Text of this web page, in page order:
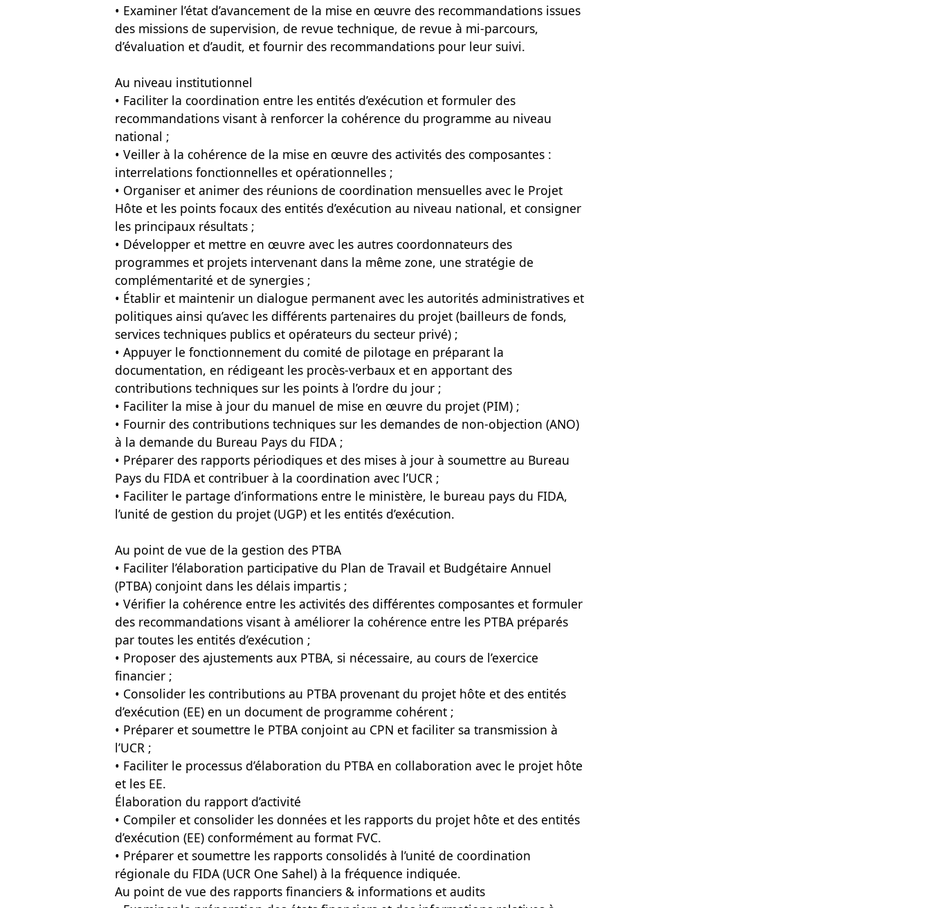
• Examiner l’état d’avancement de la mise en œuvre des recommandations issues
des missions de supervision, de revue technique, de revue à mi-parcours,
d’évaluation et d’audit, et fournir des recommandations pour leur suivi.
Au niveau institutionnel
• Faciliter la coordination entre les entités d’exécution et formuler des
recommandations visant à renforcer la cohérence du programme au niveau
national ;
• Veiller à la cohérence de la mise en œuvre des activités des composantes :
interrelations fonctionnelles et opérationnelles ;
• Organiser et animer des réunions de coordination mensuelles avec le Projet
Hôte et les points focaux des entités d’exécution au niveau national, et consigner
les principaux résultats ;
• Développer et mettre en œuvre avec les autres coordonnateurs des
programmes et projets intervenant dans la même zone, une stratégie de
complémentarité et de synergies ;
• Établir et maintenir un dialogue permanent avec les autorités administratives et
politiques ainsi qu’avec les différents partenaires du projet (bailleurs de fonds,
services techniques publics et opérateurs du secteur privé) ;
• Appuyer le fonctionnement du comité de pilotage en préparant la
documentation, en rédigeant les procès-verbaux et en apportant des
contributions techniques sur les points à l’ordre du jour ;
• Faciliter la mise à jour du manuel de mise en œuvre du projet (PIM) ;
• Fournir des contributions techniques sur les demandes de non-objection (ANO)
à la demande du Bureau Pays du FIDA ;
• Préparer des rapports périodiques et des mises à jour à soumettre au Bureau
Pays du FIDA et contribuer à la coordination avec l’UCR ;
• Faciliter le partage d’informations entre le ministère, le bureau pays du FIDA,
l’unité de gestion du projet (UGP) et les entités d’exécution.
Au point de vue de la gestion des PTBA
• Faciliter l’élaboration participative du Plan de Travail et Budgétaire Annuel
(PTBA) conjoint dans les délais impartis ;
• Vérifier la cohérence entre les activités des différentes composantes et formuler
des recommandations visant à améliorer la cohérence entre les PTBA préparés
par toutes les entités d’exécution ;
• Proposer des ajustements aux PTBA, si nécessaire, au cours de l’exercice
financier ;
• Consolider les contributions au PTBA provenant du projet hôte et des entités
d’exécution (EE) en un document de programme cohérent ;
• Préparer et soumettre le PTBA conjoint au CPN et faciliter sa transmission à
l’UCR ;
• Faciliter le processus d’élaboration du PTBA en collaboration avec le projet hôte
et les EE.
Élaboration du rapport d’activité
• Compiler et consolider les données et les rapports du projet hôte et des entités
d’exécution (EE) conformément au format FVC.
• Préparer et soumettre les rapports consolidés à l’unité de coordination
régionale du FIDA (UCR One Sahel) à la fréquence indiquée.
Au point de vue des rapports financiers & informations et audits